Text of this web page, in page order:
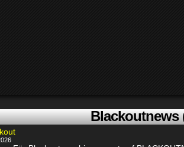
Blackoutnews